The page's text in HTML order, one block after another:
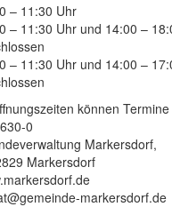
– 11:30 Uhr
– 11:30 Uhr und 14:00 –
– 11:30 Uhr und 14:00 –
können
0
Markersdorf,
Markersdorf
markersdorf.de